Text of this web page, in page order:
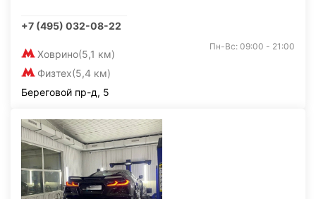
+7 (495) 032-08-22
Ховрино(5,1 км)
Физтех(5,4 км)
Пн-Вс: 09:00 - 21:00
Береговой пр-д, 5